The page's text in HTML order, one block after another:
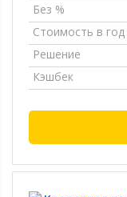
Без %
Стоимость в год
Решение
Кэшбек